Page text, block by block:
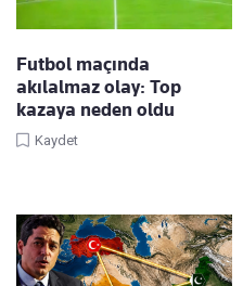
Futbol maçında
akılalmaz olay: Top
kazaya neden oldu
Kaydet